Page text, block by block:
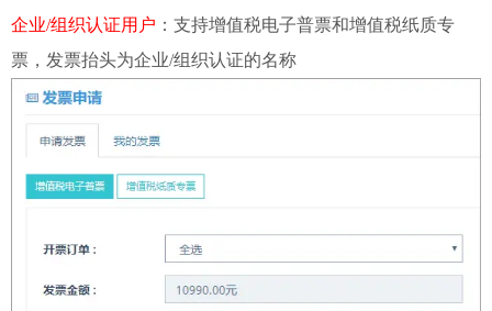
企业/组织认证用户 ：支持增值税电子普票和增值税纸质专
票，发票抬头为企业/组织认证的名称